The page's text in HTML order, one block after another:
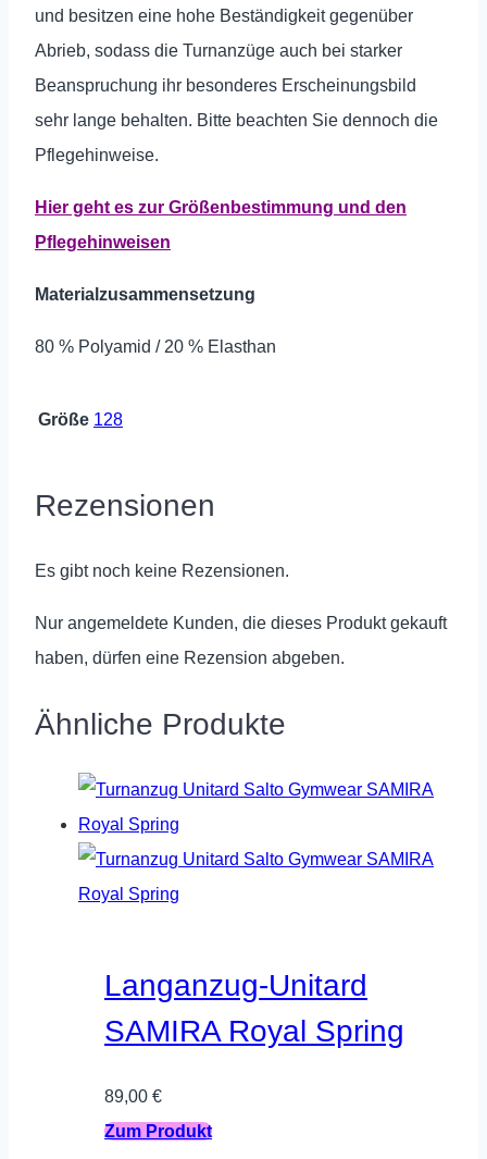
und besitzen eine hohe Beständigkeit gegenüber
Abrieb, sodass die Turnanzüge auch bei starker
Beanspruchung ihr besonderes Erscheinungsbild
sehr lange behalten. Bitte beachten Sie dennoch die
Pflegehinweise.
Hier geht es zur Größenbestimmung und den
Pflegehinweisen
Materialzusammensetzung
80 % Polyamid / 20 % Elasthan
Größe 128
Rezensionen
Es gibt noch keine Rezensionen.
Nur angemeldete Kunden, die dieses Produkt gekauft
haben, dürfen eine Rezension abgeben.
Ähnliche Produkte
Langanzug-Unitard
SAMIRA Royal Spring
89,00 €
Zum ProduktDieses